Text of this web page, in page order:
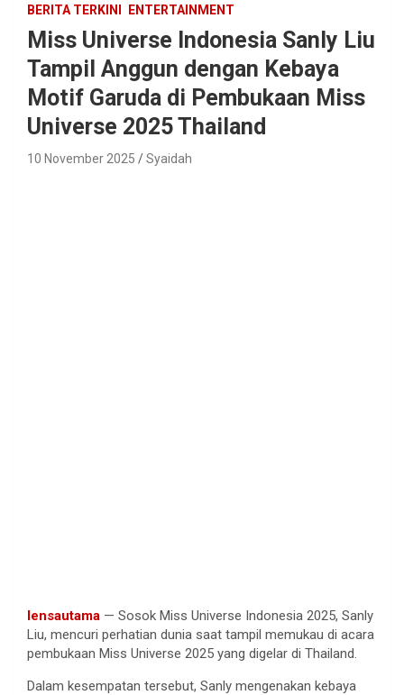
BERITA TERKINI ENTERTAINMENT
Miss Universe Indonesia Sanly Liu
Tampil Anggun dengan Kebaya
Motif Garuda di Pembukaan Miss
Universe 2025 Thailand
10 November 2025 Syaidah
lensautama — Sosok Miss Universe Indonesia 2025, Sanly
Liu, mencuri perhatian dunia saat tampil memukau di acara
pembukaan Miss Universe 2025 yang digelar di Thailand.
Dalam kesempatan tersebut, Sanly mengenakan kebaya